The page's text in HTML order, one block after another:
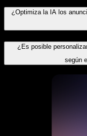
¿Optimiza la IA los
¿Es posible
según